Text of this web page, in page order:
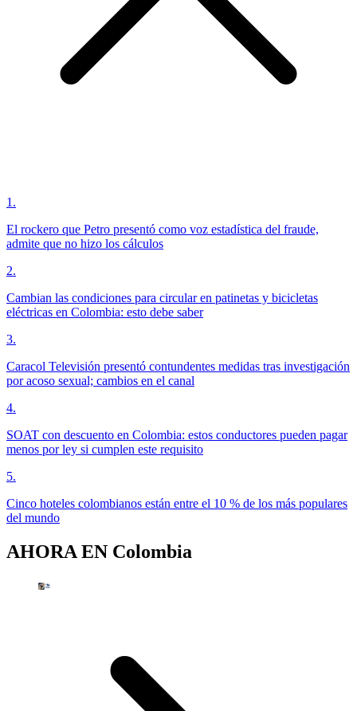
1 .
El rockero que Petro presentó como voz estadística del fraude,
admite que no hizo los cálculos
2.
Cambian las condiciones para circular en patinetas y bicicletas
eléctricas en Colombia: esto debe saber
3.
Caracol Televisión presentó contundentes medidas tras investigación
por acoso sexual; cambios en el canal
4.
SOAT con descuento en Colombia: estos conductores pueden pagar
menos por ley si cumplen este requisito
5.
Cinco hoteles colombianos están entre el 10 % de los más populares
del mundo
AHORA EN Colombia